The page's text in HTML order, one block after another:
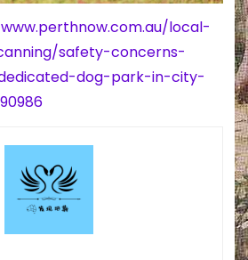
local-
safety-concerns-
dog-park-in-city-